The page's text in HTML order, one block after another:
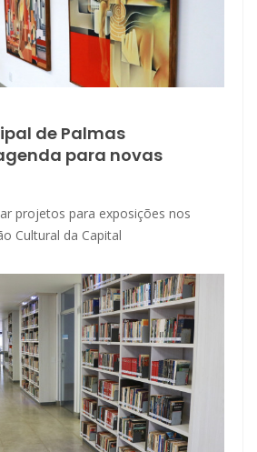
de Palmas
para novas
projetos para exposições nos
Cultural da Capital